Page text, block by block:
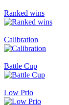
Ranked wins
Calibration
Battle Cup
Low Prio